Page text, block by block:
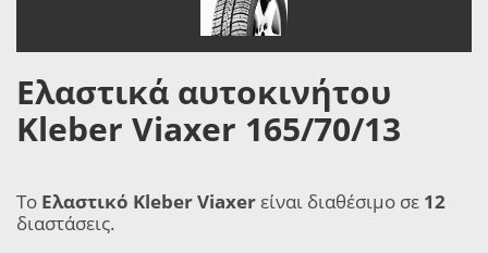
Ελαστικά αυτοκινήτου
Kleber Viaxer 165/70/13
Το Ελαστικό Kleber Viaxerείναι διαθέσιμο σε 12
διαστάσεις.